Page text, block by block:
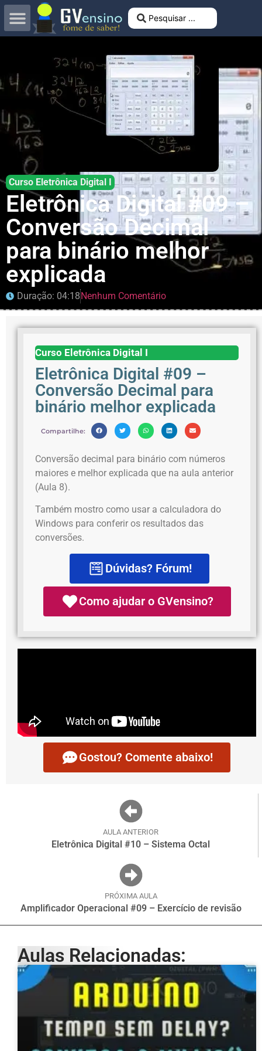
Curso Eletrônica Digital I
Eletrônica Digital #09 –
Conversão Decimal
para binário melhor
explicada
Duração: 04:18Nenhum Comentário
Curso Eletrônica Digital I
Eletrônica Digital #09 –
Conversão Decimal para
binário melhor explicada
Compartilhe:
Conversão decimal para binário com números
maiores e melhor explicada que na aula anterior
(Aula 8).
Também mostro como usar a calculadora do
Windows para conferir os resultados das
conversões.
Dúvidas? Fórum!
Como ajudar o GVensino?
Gostou? Comente abaixo!
AULA ANTERIOR
Eletrônica Digital #10 – Sistema Octal
PRÓXIMA AULA
Amplificador Operacional #09 – Exercício de revisão
Aulas Relacionadas: